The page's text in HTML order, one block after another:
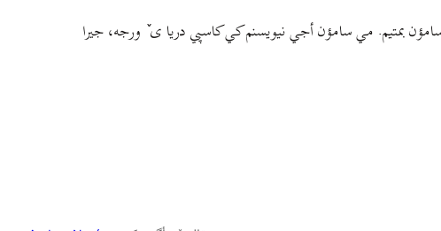
بمتيم. مي سامؤن أجي نيويسنم کي کاسپي دريا ی ٚ ورجه، جيرا